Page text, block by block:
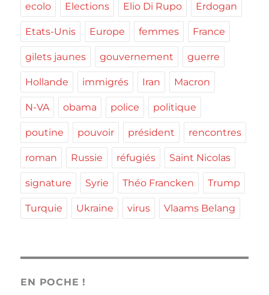
ecolo Elections Elio Di Rupo Erdogan
Etats-Unis Europe femmes France
gilets jaunes gouvernement guerre
Hollande immigrés Iran Macron
N-VA obama police politique
poutine pouvoir président rencontres
roman Russie réfugiés Saint Nicolas
signature Syrie Théo Francken Trump
Turquie Ukraine virus Vlaams Belang
EN POCHE !